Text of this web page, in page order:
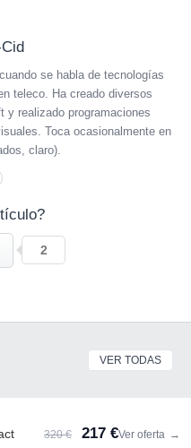
se habla de tecnologías
teleco. Ha creado diversos
y realizado programaciones
Toca ocasionalmente en
claro).
2
VER TODAS
320 € 217 €Ver oferta →